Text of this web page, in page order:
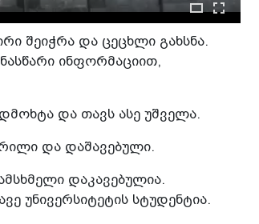
შეიჭრა და ცეცხლი გახსნა.
ინფორმაციით,
და თავს ასე უშველა.
და დაშავებული.
დაკავებულია.
უნივერსიტეტის სტუდენტია.